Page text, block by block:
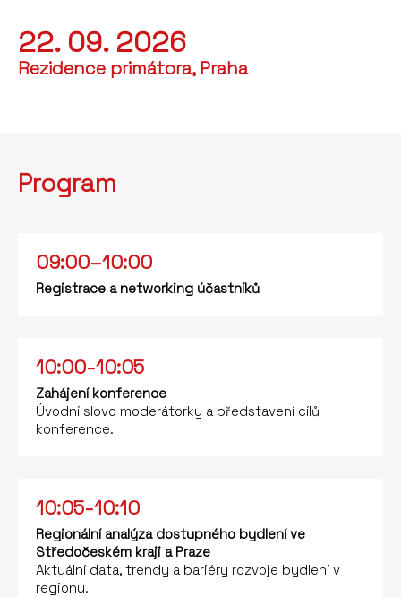
22. 09. 2026
Rezidence primátora, Praha
Program
09:00–10:00
Registrace a networking účastníků
10:00-10:05
Zahájení konference
Úvodní slovo moderátorky a představení cílů
konference.
10:05-10:10
Regionální analýza dostupného bydlení ve
Středočeském kraji a Praze
Aktuální data, trendy a bariéry rozvoje bydlení v
regionu.